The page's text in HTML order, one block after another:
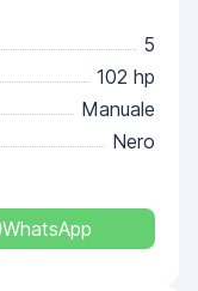
5
102 hp
Manuale
Nero
WhatsApp